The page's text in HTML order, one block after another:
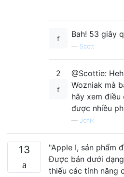
Bah! 53 giây
— Scott
2
@Scottie:
Wozniak mà
hãy xem điều
được nhiều
— Jonik
13
"Apple I, sản phẩm
Được bán dưới
thiếu các tính năng